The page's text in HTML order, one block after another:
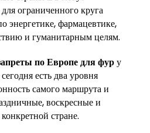
для ограниченного круга
энергетике, фармацевтике,
и гуманитарным целям.
по Европе для фуру
есть два уровня
самого маршрута и
воскресные и
стране.